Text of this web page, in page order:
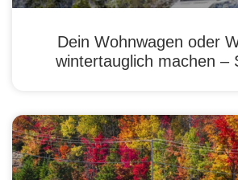
Dein Wohnwagen oder
wintertauglich machen –